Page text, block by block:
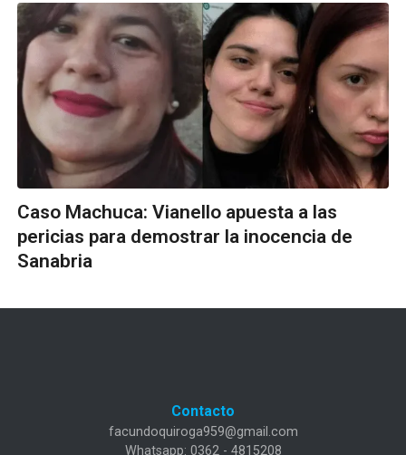
Caso Machuca: Vianello apuesta a las
pericias para demostrar la inocencia de
Sanabria
Contacto
facundoquiroga959@gmail.com
Whatsapp: 0362 - 4815208